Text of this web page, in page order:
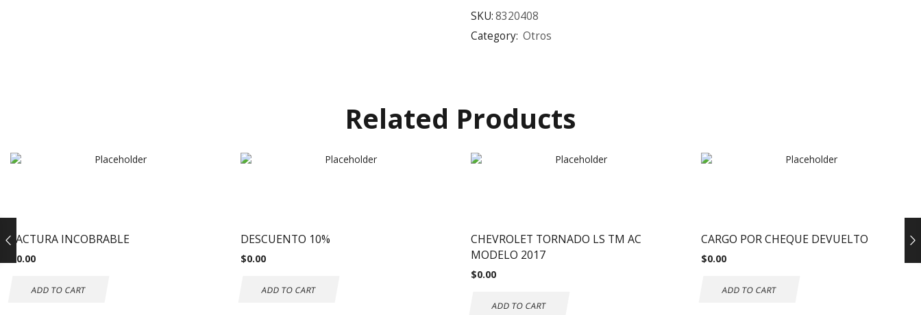
SKU:8320408
Category: Otros
Related Products
FACTURA INCOBRABLE
0.00
ADD TO CART
DESCUENTO 10%
$0.00
ADD TO CART
CHEVROLET TORNADO LS TM AC
MODELO 2017
$0.00
ADD TO CART
CARGO POR CHEQUE DEVUELTO
$0.00
ADD TO CART